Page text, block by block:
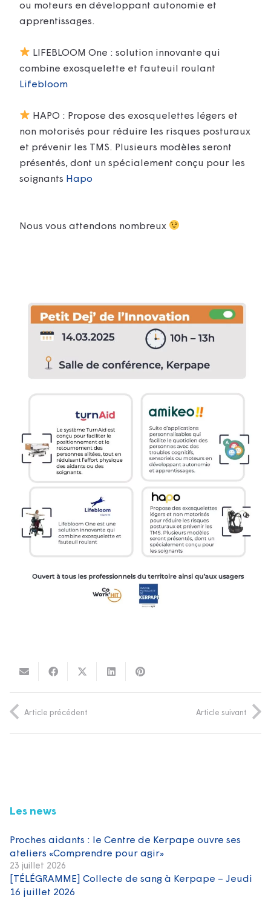
ou moteurs en développant autonomie et
apprentissages.​
LIFEBLOOM One : solution innovante qui
combine exosquelette et fauteuil roulant
Lifebloom
HAPO : Propose des exosquelettes légers et
non motorisés pour réduire les risques posturaux
et prévenir les TMS. Plusieurs modèles seront
présentés, dont un spécialement conçu pour les
soignants Hapo
Nous vous attendons nombreux
Article précédent Article suivant
Les news
Proches aidants : le Centre de Kerpape ouvre ses
ateliers «Comprendre pour agir»
23 juillet 2026
[TÉLÉGRAMME] Collecte de sang à Kerpape – Jeudi
16 juillet 2026